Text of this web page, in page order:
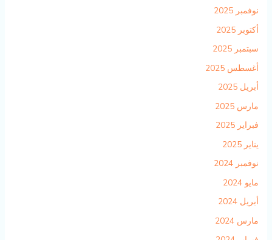
نوفمبر 2025
أكتوبر 2025
سبتمبر 2025
أغسطس 2025
أبريل 2025
مارس 2025
فبراير 2025
يناير 2025
نوفمبر 2024
مايو 2024
أبريل 2024
مارس 2024